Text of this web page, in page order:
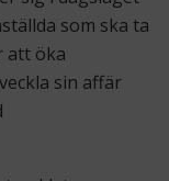
som ska ta
att öka
sin affär